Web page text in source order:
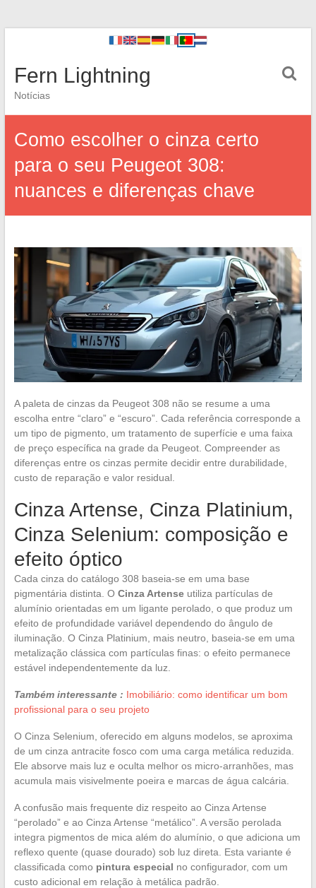
Fern Lightning
Notícias
Como escolher o cinza certo
para o seu Peugeot 308:
nuances e diferenças chave
A paleta de cinzas da Peugeot 308 não se resume a uma
escolha entre “claro” e “escuro”. Cada referência corresponde a
um tipo de pigmento, um tratamento de superfície e uma faixa
de preço específica na grade da Peugeot. Compreender as
diferenças entre os cinzas permite decidir entre durabilidade,
custo de reparação e valor residual.
Cinza Artense, Cinza Platinium,
Cinza Selenium: composição e
efeito óptico
Cada cinza do catálogo 308 baseia-se em uma base
pigmentária distinta. O Cinza Artenseutiliza partículas de
alumínio orientadas em um ligante perolado, o que produz um
efeito de profundidade variável dependendo do ângulo de
iluminação. O Cinza Platinium, mais neutro, baseia-se em uma
metalização clássica com partículas finas: o efeito permanece
estável independentemente da luz.
Também interessante : Imobiliário: como identificar um bom
profissional para o seu projeto
O Cinza Selenium, oferecido em alguns modelos, se aproxima
de um cinza antracite fosco com uma carga metálica reduzida.
Ele absorve mais luz e oculta melhor os micro-arranhões, mas
acumula mais visivelmente poeira e marcas de água calcária.
A confusão mais frequente diz respeito ao Cinza Artense
“perolado” e ao Cinza Artense “metálico”. A versão perolada
integra pigmentos de mica além do alumínio, o que adiciona um
reflexo quente (quase dourado) sob luz direta. Esta variante é
classificada como pintura especial no configurador, com um
custo adicional em relação à metálica padrão.